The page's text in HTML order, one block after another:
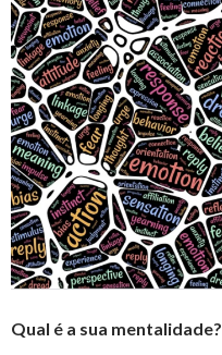
Qual é a sua mentalidade?